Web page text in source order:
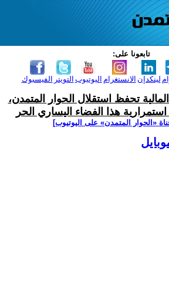
تابعونا على:
الفيسبوك التويتر اليوتيوب الانستغرام لينكدإن
تحفظ استقلال الحوار المتمدن،
هذا الفضاء اليساري الحر
‫«الحوار المتمدن» على اليوتيوب]